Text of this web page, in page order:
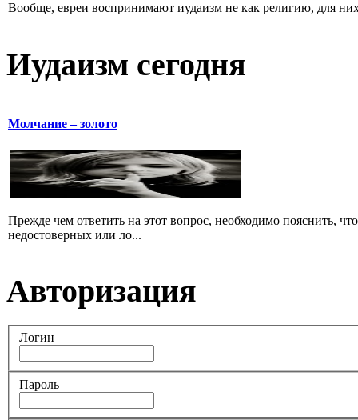
Вообще, евреи воспринимают иудаизм не как религию, для
Иудаизм сегодня
Молчание – золото
Прежде чем ответить на этот вопрос, необходимо пояснить,
недостоверных или ло...
Авторизация
Логин
Пароль